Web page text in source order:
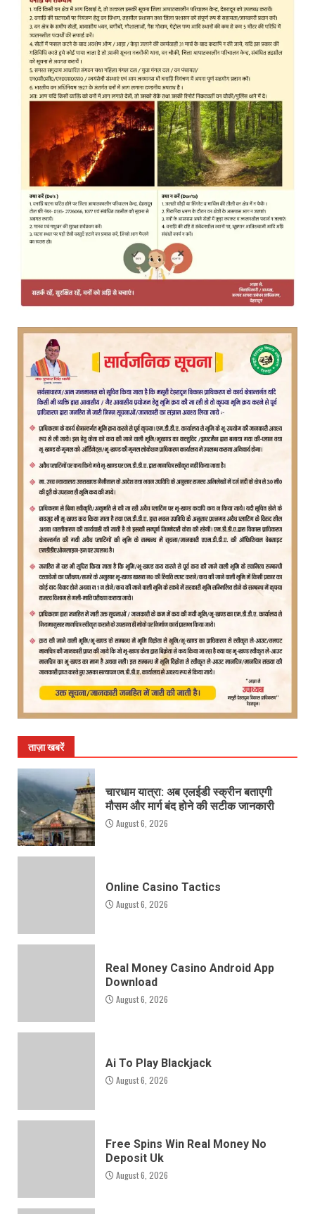
ताज़ा खबरें
चारधाम यात्रा: अब एलईडी स्क्रीन बताएगी
मौसम और मार्ग बंद होने की सटीक जानकारी
August 6, 2026
Online Casino Tactics
August 6, 2026
Real Money Casino Android App
Download
August 6, 2026
Ai To Play Blackjack
August 6, 2026
Free Spins Win Real Money No
Deposit Uk
August 6, 2026